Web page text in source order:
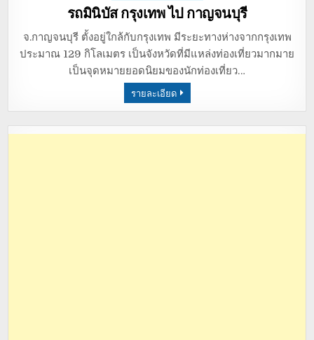
in
รถมินิบัส กรุงเทพ ไป กาญจนบุรี
จ.กาญจนบุรี ตั้งอยู่ใกล้กับกรุงเทพ มีระยะทางห่างจากกรุงเทพ
ประมาณ 129 กิโลเมตร เป็นจังหวัดที่มีแหล่งท่องเที่ยวมากมาย
เป็นจุดหมายยอดนิยมของนักท่องเที่ยว…
รายละเอียด